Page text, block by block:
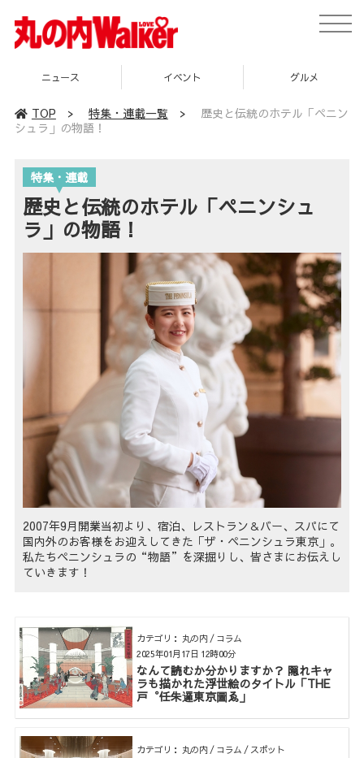
toggle
ニュース イベント グルメ
TOP > 特集・連載一覧 >
歴史と伝統のホテル「ペニン
シュラ」の物語！
特集・連載
歴史と伝統のホテル「ペニンシュ
ラ」の物語！
2007年9月開業当初より、宿泊、レストラン＆バー、スパにて
国内外のお客様をお迎えしてきた「ザ・ペニンシュラ東京」。
私たちペニンシュラの“物語”を深掘りし、皆さまにお伝えし
ていきます！
カテゴリ： 丸の内 / コラム
なんて読むか分かりますか？ 隠れキャ
ラも描かれた浮世絵のタイトル「THE
戸゜任朱邏東京圖ゑ」
2025年01月17日 12時00分
カテゴリ： 丸の内 / コラム / スポット